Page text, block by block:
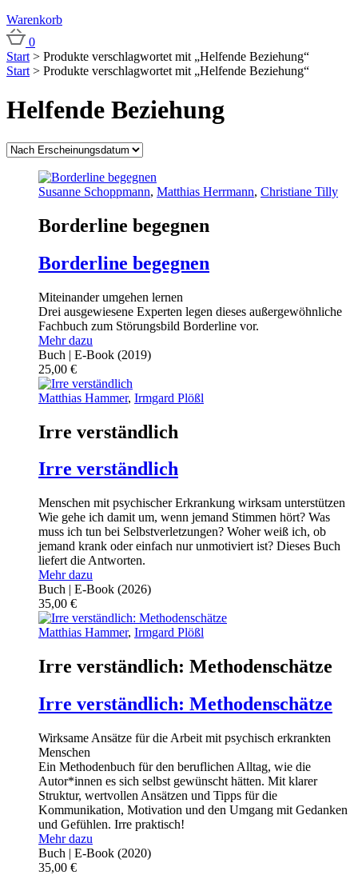
Warenkorb
0
Start > Produkte verschlagwortet mit „Helfende Beziehung“
Start > Produkte verschlagwortet mit „Helfende Beziehung“
Helfende Beziehung
Susanne Schoppmann, Matthias Herrmann, Christiane Tilly
Borderline begegnen
Borderline begegnen
Miteinander umgehen lernen
Drei ausgewiesene Experten legen dieses außergewöhnliche
Fachbuch zum Störungsbild Borderline vor.
Mehr dazu
Buch | E-Book (2019)
25,00 €
Matthias Hammer, Irmgard Plößl
Irre verständlich
Irre verständlich
Menschen mit psychischer Erkrankung wirksam unterstützen
Wie gehe ich damit um, wenn jemand Stimmen hört? Was
muss ich tun bei Selbstverletzungen? Woher weiß ich, ob
jemand krank oder einfach nur unmotiviert ist? Dieses Buch
liefert die Antworten.
Mehr dazu
Buch | E-Book (2026)
35,00 €
Matthias Hammer, Irmgard Plößl
Irre verständlich: Methodenschätze
Irre verständlich: Methodenschätze
Wirksame Ansätze für die Arbeit mit psychisch erkrankten
Menschen
Ein Methodenbuch für den beruflichen Alltag, wie die
Autor*innen es sich selbst gewünscht hätten. Mit klarer
Struktur, wertvollen Ansätzen und Tipps für die
Kommunikation, Motivation und den Umgang mit Gedanken
und Gefühlen. Irre praktisch!
Mehr dazu
Buch | E-Book (2020)
35,00 €